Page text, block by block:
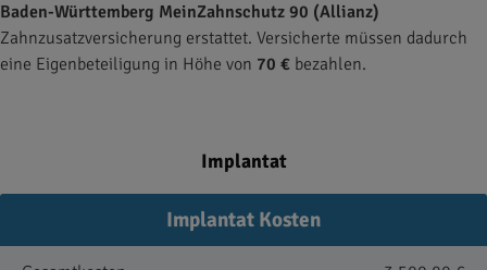
Baden-Württemberg MeinZahnschutz 90 (Allianz)
Zahnzusatzversicherung erstattet. Versicherte müssen dadurch
eine Eigenbeteiligung in Höhe von 70 € bezahlen.
Implantat
Implantat Kosten